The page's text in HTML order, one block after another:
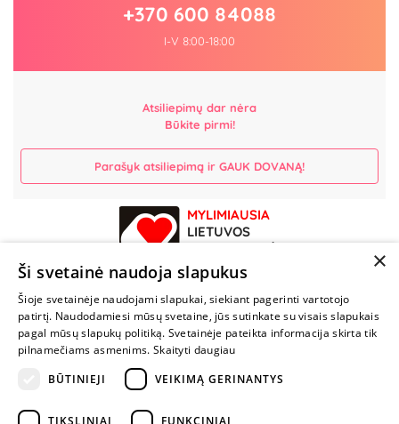
+370 600 84088
I-V 8:00-18:00
Atsiliepimų dar nėra
Būkite pirmi!
Parašyk atsiliepimą ir GAUK DOVANĄ!
MYLIMIAUSIA
LIETUVOS
PARDUOTUVĖ
NENUSTOK
ŽAISTI
+370 600 84088
info@fantazijos.lt
×
Ši svetainė naudoja slapukus
Šioje svetainėje naudojami slapukai, siekiant pagerinti vartotojo
patirtį. Naudodamiesi mūsų svetaine, jūs sutinkate su visais slapukais
pagal mūsų slapukų politiką. Svetainėje pateikta informacija skirta tik
pilnamečiams asmenims. Skaityti daugiau
BŪTINIEJI
VEIKIMĄ GERINANTYS
TIKSLINIAI FUNKCINIAI